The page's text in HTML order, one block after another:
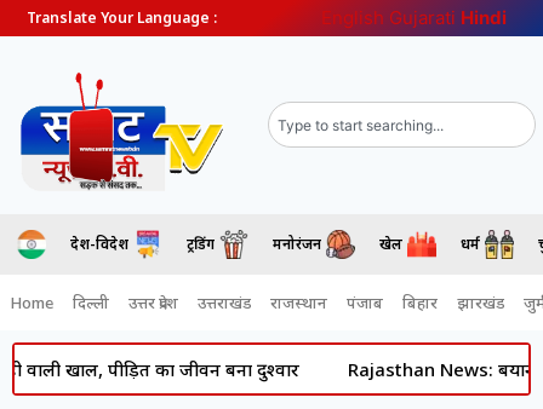
Translate Your Language : English Gujarati Hindi
देश-विदेश ट्रेंडिंग मनोरंजन खेल धर्म
Home दिल्ली उत्तर प्रदेश उत्तराखंड राजस्थान पंजाब बिहार झारखंड
पीड़ित का जीवन बना दुश्वार Rajasthan News: बयाना में